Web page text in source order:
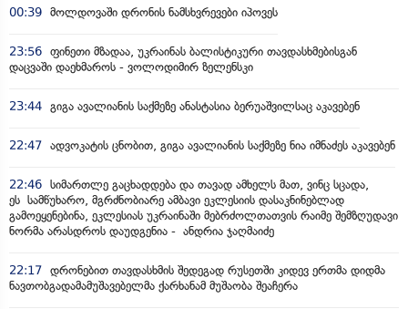
00:39 მოლდოვაში დრონის ნამსხვრევები იპოვეს
23:56 ფინეთი მზადაა, უკრაინას ბალისტიკური თავდასხმებისგან
დაცვაში დაეხმაროს - ვოლოდიმირ ზელენსკი
23:44 გიგა ავალიანის საქმეზე ანასტასია ბერუაშვილსაც აკავებენ
22:47 ადვოკატის ცნობით, გიგა ავალიანის საქმეზე ნია იმნაძეს აკავებენ
22:46 სიმართლე გაცხადდება და თავად ამხელს მათ, ვინც სცადა,
ეს სამწუხარო, მგრძნობიარე ამბავი ეკლესიის დასაკნინებლად
გამოეყენებინა, ეკლესიას უკრაინაში მებრძოლთათვის რაიმე შემზღუდავი
ნორმა არასდროს დაუდგენია - ანდრია ჯაღმაიძე
22:17 დრონებით თავდასხმის შედეგად რუსეთში კიდევ ერთმა დიდმა
ნავთობგადამამუშავებელმა ქარხანამ მუშაობა შეაჩერა